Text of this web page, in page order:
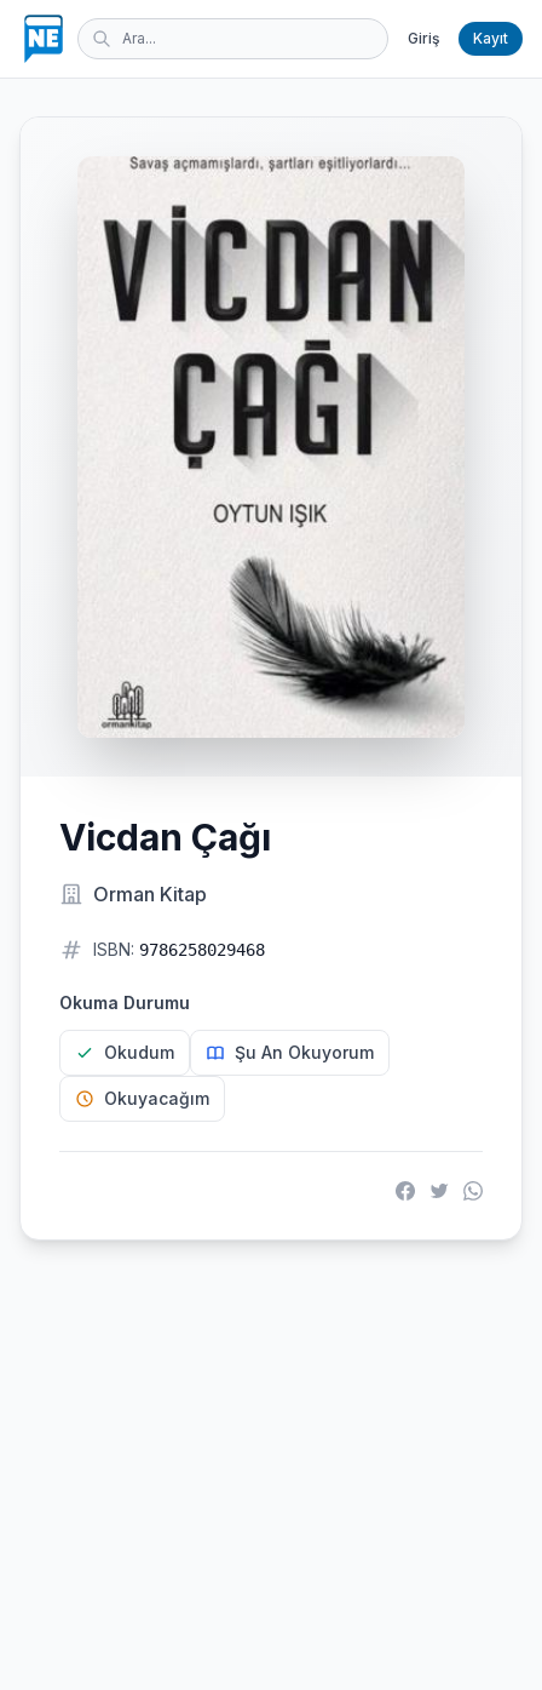
Giriş Kayıt
Vicdan Çağı
Orman Kitap
ISBN: 9786258029468
Okuma Durumu
Okudum Şu An Okuyorum
Okuyacağım